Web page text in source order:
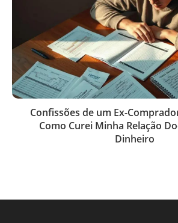
Confissões de um Ex-
Como Curei Minha Relação
Dinheiro